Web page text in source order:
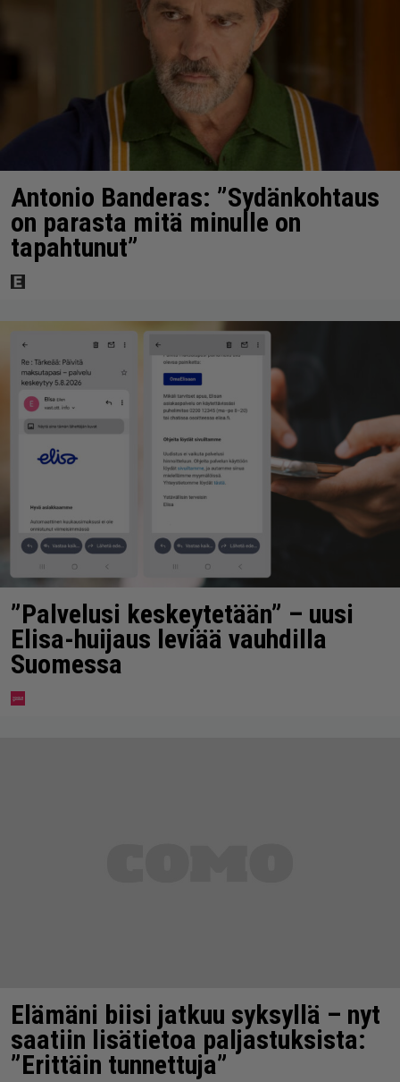
Antonio Banderas: ”Sydänkohtaus
on parasta mitä minulle on
tapahtunut”
”Palvelusi keskeytetään” – uusi
Elisa-huijaus leviää vauhdilla
Suomessa
Elämäni biisi jatkuu syksyllä – nyt
saatiin lisätietoa paljastuksista:
”Erittäin tunnettuja”